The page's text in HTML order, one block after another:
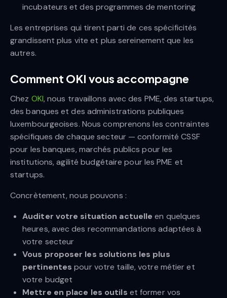
incubateurs et des programmes de mentoring
Les entreprises qui tirent parti de ces spécificités
grandissent plus vite et plus sereinement que les
autres.
Comment OKI vous accompagne
Chez OKI, nous travaillons avec des PME, des startups,
des banques et des administrations publiques
luxembourgeoises. Nous comprenons les contraintes
spécifiques de chaque secteur — conformité CSSF
pour les banques, marchés publics pour les
institutions, agilité budgétaire pour les PME et
startups.
Concrètement, nous pouvons :
Auditer votre situation actuelle en quelques
heures, avec des recommandations adaptées à
votre secteur
Vous proposer les solutions les plus
pertinentes pour votre taille, votre métier et
votre budget
Mettre en place les outils et former vos